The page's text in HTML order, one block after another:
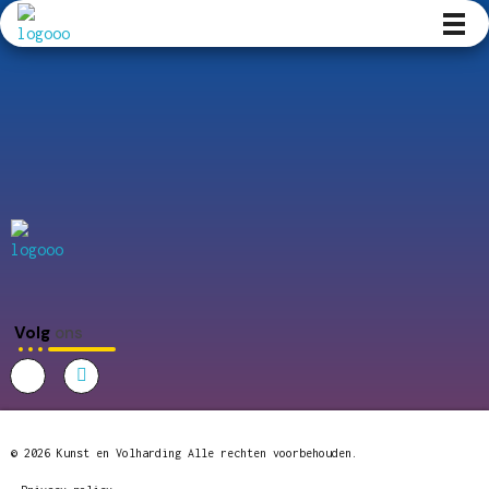
Kunst en Volharding
Volg ons
© 2026 Kunst en Volharding Alle rechten voorbehouden.